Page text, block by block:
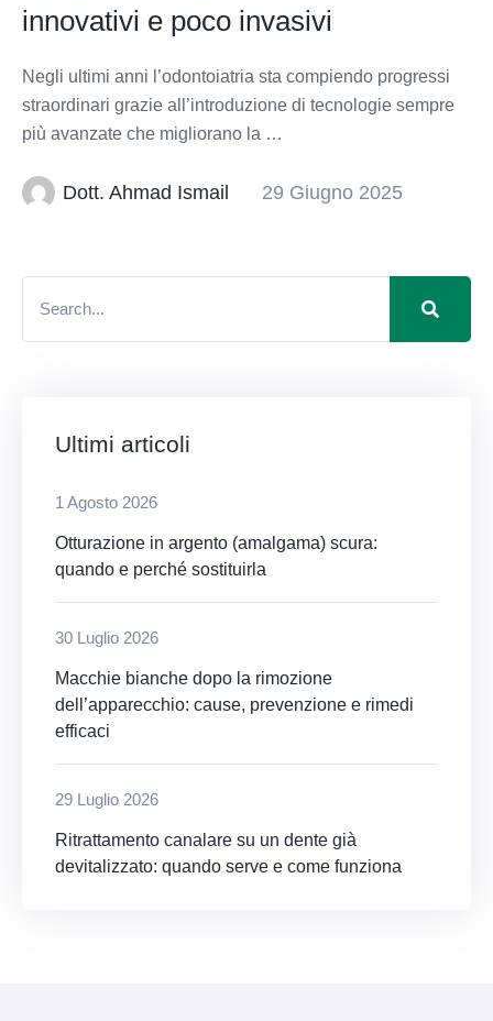
innovativi e poco invasivi
Negli ultimi anni l’odontoiatria sta compiendo progressi
straordinari grazie all’introduzione di tecnologie sempre
più avanzate che migliorano la …
Dott. Ahmad Ismail 29 Giugno 2025
Ultimi articoli
1 Agosto 2026
Otturazione in argento (amalgama) scura:
quando e perché sostituirla
30 Luglio 2026
Macchie bianche dopo la rimozione
dell’apparecchio: cause, prevenzione e rimedi
efficaci
29 Luglio 2026
Ritrattamento canalare su un dente già
devitalizzato: quando serve e come funziona